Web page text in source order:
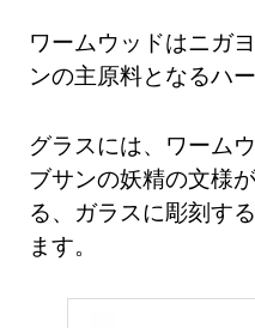
ワームウッドはニガ
ンの主原料となるハー
グラスには、ワーム
ブサンの妖精の文様
る、ガラスに彫刻す
ます。